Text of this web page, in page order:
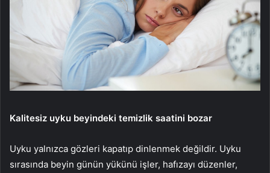
Kalitesiz uyku beyindeki temizlik saatini bozar
Uyku yalnızca gözleri kapatıp dinlenmek değildir. Uyku
sırasında beyin günün yükünü işler, hafızayı düzenler,